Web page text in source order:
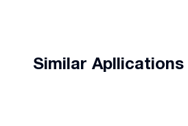
Similar Apllications